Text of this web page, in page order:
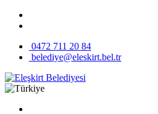
0472 711 20 84
belediye@eleskirt.bel.tr